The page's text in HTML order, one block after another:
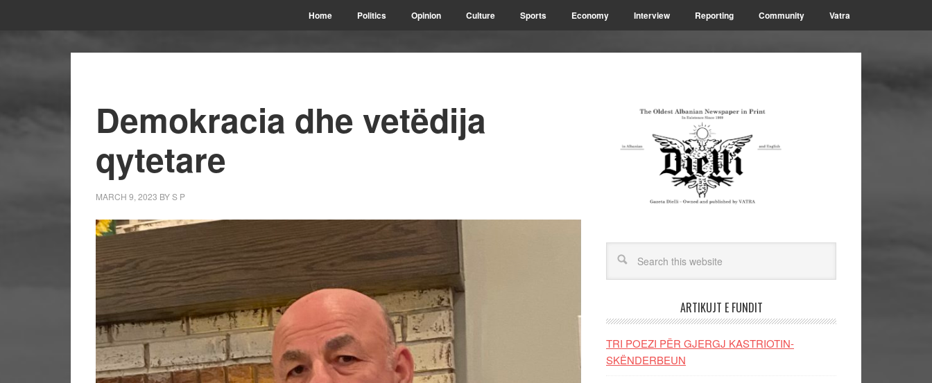
Home Politics Opinion Culture Sports Economy Interview Reporting Community Vatra
Demokracia dhe vetëdija
qytetare
MARCH 9, 2023 BYS P
ARTIKUJT E FUNDIT
TRI POEZI PËR GJERGJ KASTRIOTIN-
SKËNDERBEUN